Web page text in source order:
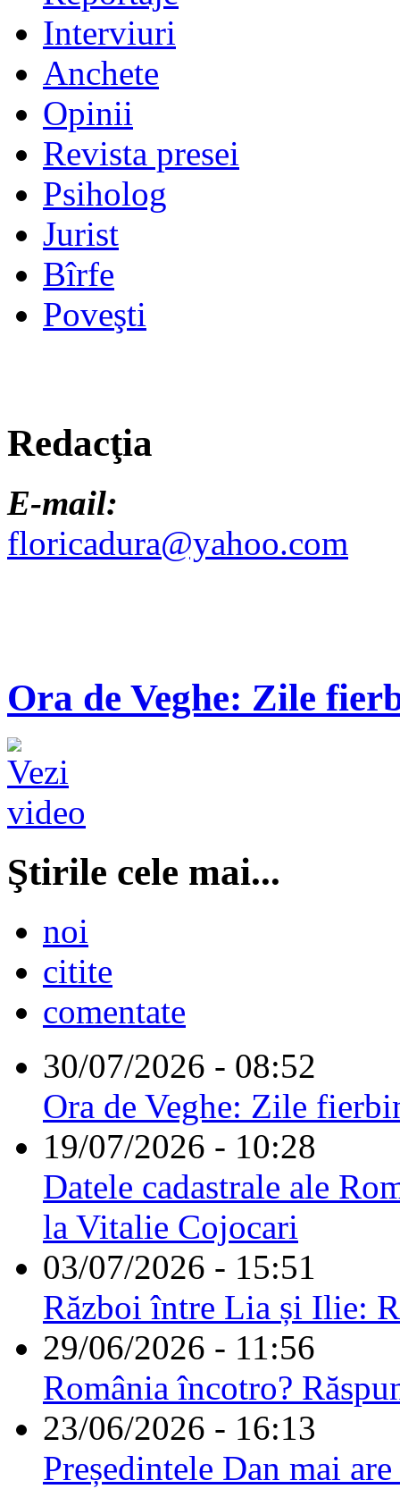
Interviuri
Anchete
Opinii
Revista presei
Psiholog
Jurist
Bîrfe
Poveşti
Redacţia
E-mail:
floricadura@yahoo.com
Ora de Veghe: Zile
Ştirile cele mai...
noi
citite
comentate
30/07/2026 - 08:52
Ora de Veghe: Zile
19/07/2026 - 10:28
Datele cadastrale ale
la Vitalie Cojocari
03/07/2026 - 15:51
Război între Lia și Ilie:
29/06/2026 - 11:56
România încotro?
23/06/2026 - 16:13
Președintele Dan mai